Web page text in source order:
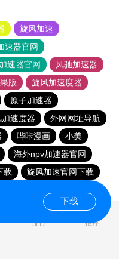
旋风加速
速器官网
速器官网
风驰加速器
版
旋风加速度器
原子加速器
速度器
外网网址导航
哔咔漫画
小美
海外npv加速器官网
载
旋风加速官网下载
排行 推荐
下载